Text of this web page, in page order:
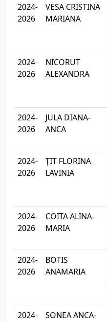
2024-
2026
VESA CRISTINA
MARIANA
2024-
2026
NICORUT
ALEXANDRA
2024-
2026
JULA DIANA-
ANCA
2024-
2026
ȚIT FLORINA
LAVINIA
2024-
2026
COITA ALINA-
MARIA
2024-
2026
BOTIS
ANAMARIA
2024-
SONEA ANCA-